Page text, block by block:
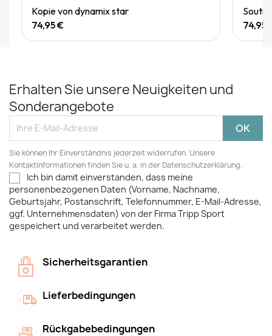
Quick View
Kopie von dynamix star
74,95 €
74,95
Erhalten Sie unsere Neuigkeiten und
Sonderangebote
Sie können Ihr Einverständnis jederzeit widerrufen. Unsere
Kontaktinformationen finden Sie u. a. in der Datenschutzerklärung.
Ich bin damit einverstanden, dass meine
personenbezogenen Daten (Vorname, Nachname,
Geburtsjahr, Postanschrift, Telefonnummer, E-Mail-Adresse,
ggf. Unternehmensdaten) von der Firma Tripp Sport
gespeichert und verarbeitet werden.
Sicherheitsgarantien
Lieferbedingungen
Rückgabebedingungen